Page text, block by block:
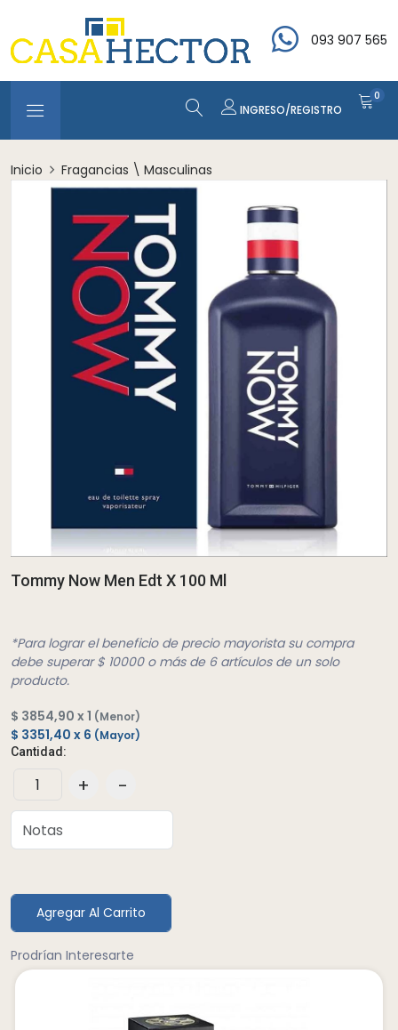
093 907 565
INGRESO/REGISTRO
0
Inicio Fragancias \ Masculinas
Tommy Now Men Edt X 100 Ml
*Para lograr el beneficio de precio mayorista su compra
debe superar $ 10000 o más de 6 artículos de un solo
producto.
$ 3854,90 x 1 (Menor)
$ 3351,40 x 6 (Mayor)
Cantidad:
+ -
Agregar Al Carrito
Prodrían Interesarte